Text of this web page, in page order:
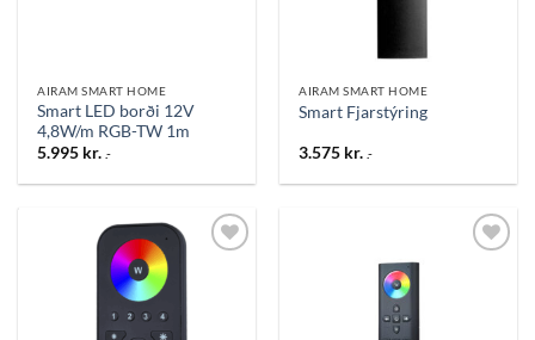
AIRAM SMART HOME
Smart LED borði 12V
4,8W/m RGB-TW 1m
5.995 kr. .-
AIRAM SMART HOME
Smart Fjarstýring
3.575 kr. .-